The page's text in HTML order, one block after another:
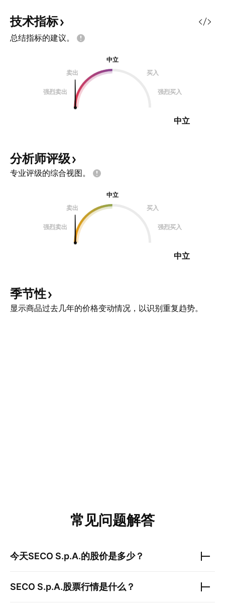
技术指标
总结指标的建议。
中立
卖出
买入
强烈卖出 强烈买入
中立
分析师评级
专业评级的综合视图。
中立
卖出
买入
强烈卖出 强烈买入
中立
季节性
显示商品过去几年的价格变动情况，以识别重复趋势。
常见问题解答
今天SECO S.p.A.的股价是多少？
SECO S.p.A.股票行情是什么？